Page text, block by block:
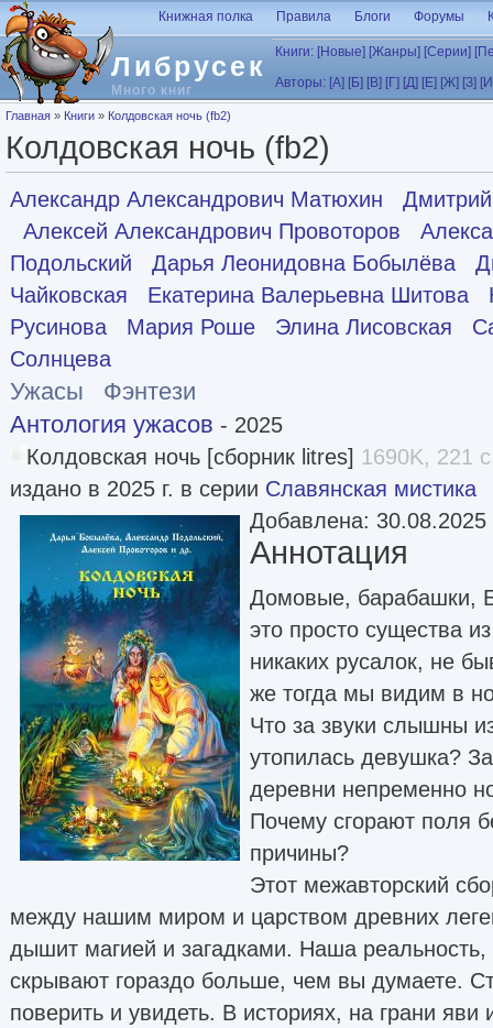
Перейти к основному содержанию
Либрусек
Много книг
Книжная полка Правила Блоги Форумы
Книги: [Новые] [Жанры] [Серии]
Авторы: [А] [Б] [В] [Г] [Д] [Е] [Ж] [З]
Вы здесь
Главная » Книги » Колдовская ночь (fb2)
Колдовская ночь (fb2)
Александр Александрович Матюхин
Алексей Александрович Провоторов
Подольский
Дарья Леонидовна Бобылёва
Чайковская
Екатерина Валерьевна Шитова
Русинова
Мария Роше Элина Лисовская
Солнцева
Ужасы
Фэнтези
Антология ужасов - 2025
Колдовская ночь [сборник litres] 1690K, 221
издано в 2025 г. в серии Славянская мистика
Добавлена: 30.08.2025
Аннотация
Домовые, барабашки,
это просто существа
никаких русалок, не
же тогда мы видим в
Что за звуки слышны
утопилась девушка?
деревни непременно
Почему сгорают поля
причины?
Этот межавторский
между нашим миром и царством древних
дышит магией и загадками. Наша
скрывают гораздо больше, чем вы думаете.
поверить и увидеть. В историях, на грани